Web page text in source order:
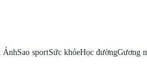
ẢnhSao sportSức khỏeHọc đườngGương